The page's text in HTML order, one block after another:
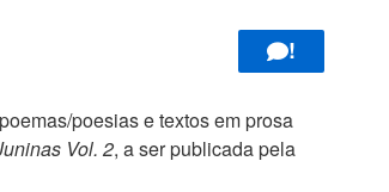
!
poesias e textos em prosa
Vol. 2, a ser publicada pela